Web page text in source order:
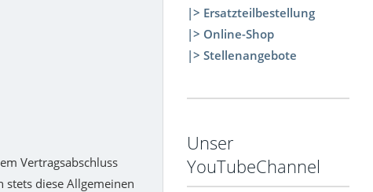
Vertragsabschluss
stets diese Allgemeinen
|> Ersatzteilbestellung
|> Online-Shop
|> Stellenangebote
Unser
YouTubeChannel